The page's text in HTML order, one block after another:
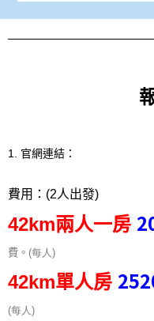
1. 官網連結：
費用： (2人出發)
42km兩人一房
費。 (每人 )
42km單人房
(每人 )